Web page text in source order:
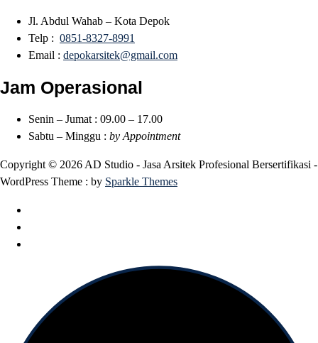
Jl. Abdul Wahab – Kota Depok
Telp : 0851-8327-8991
Email : depokarsitek@gmail.com
Jam Operasional
Senin – Jumat : 09.00 – 17.00
Sabtu – Minggu : by Appointment
Copyright © 2026 AD Studio - Jasa Arsitek Profesional Bersertifikasi -
WordPress Theme : by Sparkle Themes